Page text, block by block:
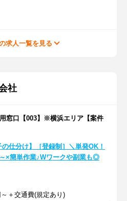
求人一覧を見る
社
窓口【003】※横浜エリア【案件
の仕分け】［登録制］＼単発OK！
×簡単作業♪Wワークや副業も◎
＋交通費(規定あり)